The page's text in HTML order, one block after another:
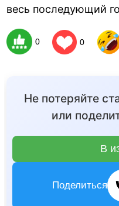
весь последующий
0 0
Не потеряйте
или
В
Поделиться